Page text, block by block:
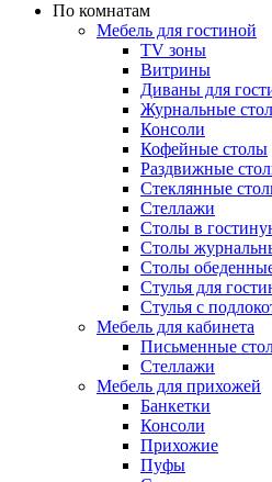
По комнатам
Мебель для гостиной
TV зоны
Витрины
Диваны для
Журнальные
Консоли
Кофейные столы
Раздвижные
Стеклянные
Стеллажи
Столы в
Столы
Столы
Стулья для
Стулья с
Мебель для кабинета
Письменные
Стеллажи
Мебель для прихожей
Банкетки
Консоли
Прихожие
Пуфы